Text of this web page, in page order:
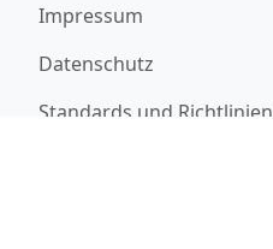
Impressum
Datenschutz
Standards und Richtlinien